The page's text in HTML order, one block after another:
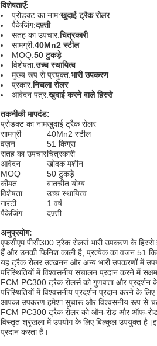
विशेषताएँ:
प्रोडक्ट का नाम:खुदाई ट्रैक रोलर
पैकेजिंग:दफ़्ती
सतह का उपचार:चित्रकारी
सामग्री:40Mn2 स्टील
MOQ:50 टुकड़े
विशेषता:उच्च स्थायित्व
मुख्य रूप से प्रयुक्त:भारी उपकरण
प्रकार:निचला रोलर
आवेदन पत्र:खुदाई करने वाले हिस्से
तकनीकी मापदंड:
प्रोडक्ट का नामखुदाई ट्रैक रोलर
सामग्री
40Mn2 स्टील
वज़न
51 किग्रा
सतह का उपचारचित्रकारी
आवेदन
खोदक मशीन
MOQ
50 टुकड़े
कीमत
बातचीत योग्य
विशेषता
उच्च स्थायित्व
गारंटी
1 वर्ष
पैकेजिंग
दफ़्ती
अनुप्रयोग:
एफसीएम पीसी300 ट्रैक रोलर्स भारी उपकरण के
हैं और उनकी फिनिश काली है, प्रत्येक का वजन 51
यह ट्रैक रोलर उत्खनन और अन्य भारी उपकरणों में
परिस्थितियों में विश्वसनीय संचालन प्रदान करने में
FCM PC300 ट्रैक रोलर्स को गुणवत्ता और प्रदर्शन
परिस्थितियों में विश्वसनीय प्रदर्शन प्रदान करने के
आपका उपकरण हमेशा सुचारू और विश्वसनीय रूप से
FCM PC300 ट्रैक रोलर को ऑन-रोड और ऑफ-रोड
विस्तृत श्रृंखला में उपयोग के लिए बिल्कुल उपयुक्त
प्रदान करता है।